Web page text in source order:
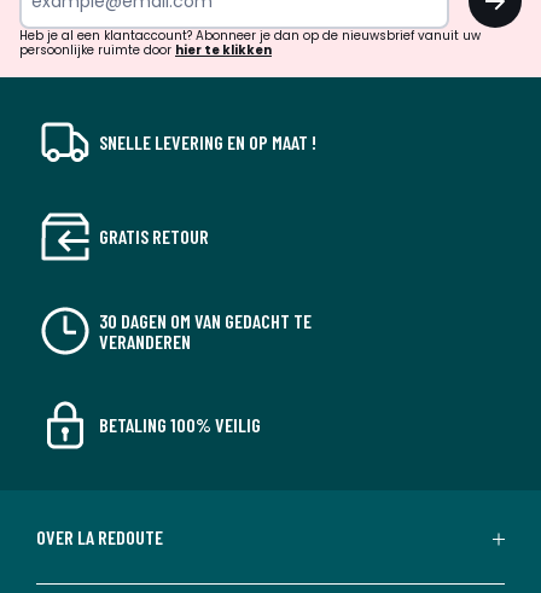
verrassingen?
Heb je al een klantaccount? Abonneer je dan op de nieuwsbrief vanuit uw
persoonlijke ruimte door hier te klikken
SNELLE LEVERING EN OP MAAT !
GRATIS RETOUR
30 DAGEN OM VAN GEDACHT TE
VERANDEREN
BETALING 100% VEILIG
OVER LA REDOUTE